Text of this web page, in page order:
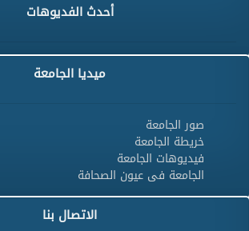
أحدث الفديوهات
ميديا الجامعة
صور الجامعة
خريطة الجامعة
فيديوهات الجامعة
الجامعة فى عيون الصحافة
الاتصال بنا